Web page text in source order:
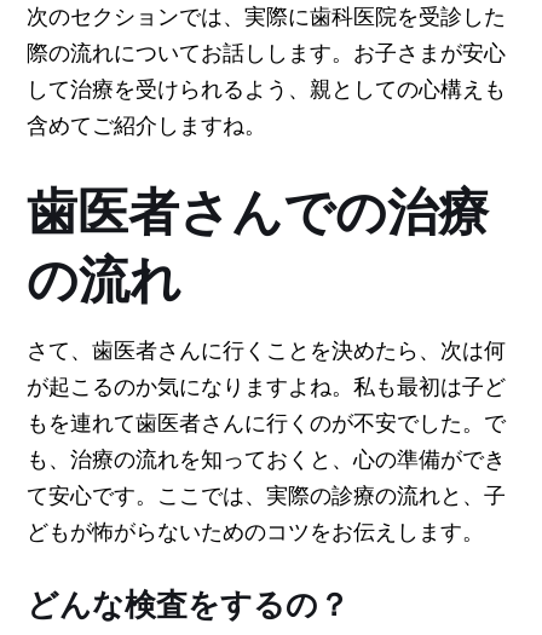
次のセクションでは、実際に歯科医院を受診した
際の流れについてお話しします。お子さまが安心
して治療を受けられるよう、親としての心構えも
含めてご紹介しますね。
歯医者さんでの治療
の流れ
さて、歯医者さんに行くことを決めたら、次は何
が起こるのか気になりますよね。私も最初は子ど
もを連れて歯医者さんに行くのが不安でした。で
も、治療の流れを知っておくと、心の準備ができ
て安心です。ここでは、実際の診療の流れと、子
どもが怖がらないためのコツをお伝えします。
どんな検査をするの？